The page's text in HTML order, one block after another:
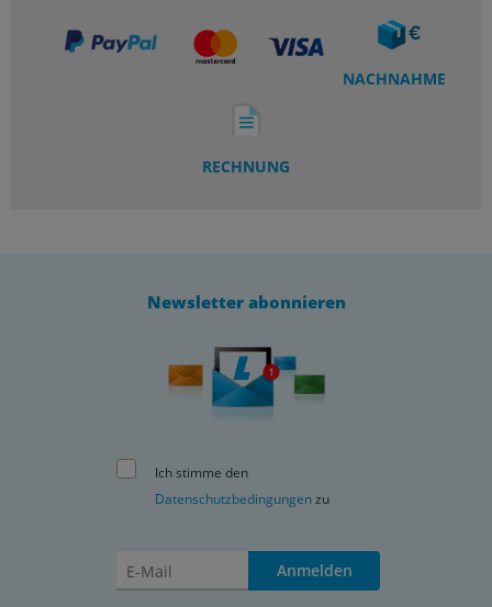
NACHNAHME
RECHNUNG
Newsletter abonnieren
Ich stimme den
Datenschutzbedingungenzu
Anmelden